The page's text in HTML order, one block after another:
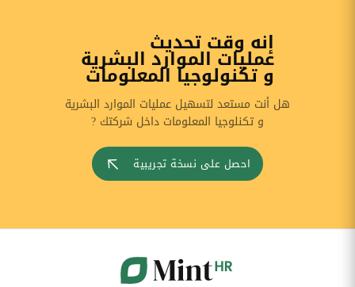
إنه وقت تحديث
عمليات الموارد البشرية
و تكنولوجيا المعلومات
هل أنت مستعد لتسهيل عمليات الموارد البشرية
و تكنلوجيا المعلومات داخل شركتك ?
احصل على نسخة تجريبية